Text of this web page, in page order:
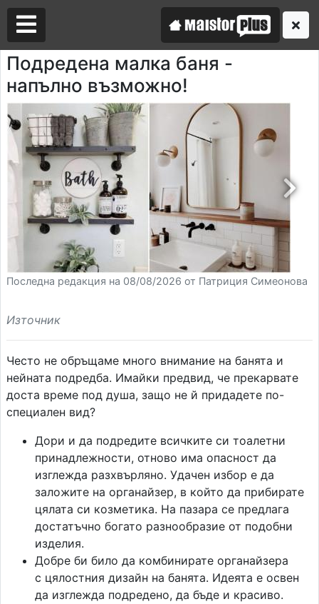
Подредена малка баня -
напълно възможно!
Последна редакция на 08/08/2026 от Патриция Симеонова
Източник
Често не обръщаме много внимание на банята и
нейната подредба. Имайки предвид, че прекарвате
доста време под душа, защо не й придадете по-
специален вид?
Дори и да подредите всичките си тоалетни
принадлежности, отново има опасност да
изглежда разхвърляно. Удачен избор е да
заложите на органайзер, в който да прибирате
цялата си козметика. На пазара се предлага
достатъчно богато разнообразие от подобни
изделия.
Добре би било да комбинирате органайзера
с цялостния дизайн на банята. Идеята е освен
да изглежда подредено, да бъде и красиво.
Аз съм майстор
Търся майстор